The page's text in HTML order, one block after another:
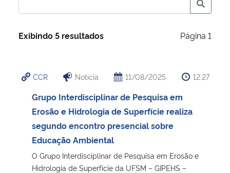
Ministério da Cidadania
Ministério da Saúde
Ministério de Minas e Energia
Ministério da Ciência, Tecnologia, Inovações e Comunicações
Exibindo 5 resultados Página 1
CCR Notícia 11/08/2025 12:27
Grupo Interdisciplinar de Pesquisa em
Erosão e Hidrologia de Superfície realiza
segundo encontro presencial sobre
Educação Ambiental
O Grupo Interdisciplinar de Pesquisa em Erosão e
Hidrologia de Superfície da UFSM – GIPEHS –